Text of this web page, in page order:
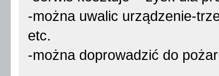
-można uwalic urządzenie-
etc.
-można doprowadzić do